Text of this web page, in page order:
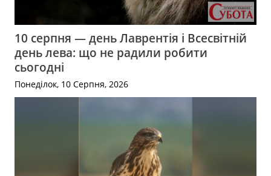
10 серпня — день Лаврентія і Всесвітній
день лева: що не радили робити
сьогодні
Понеділок, 10 Серпня, 2026